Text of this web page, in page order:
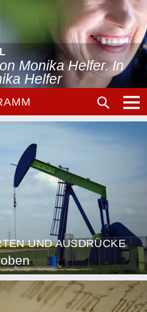
Monika Helfer. In
Helfer
UND AUSDRÜCKE